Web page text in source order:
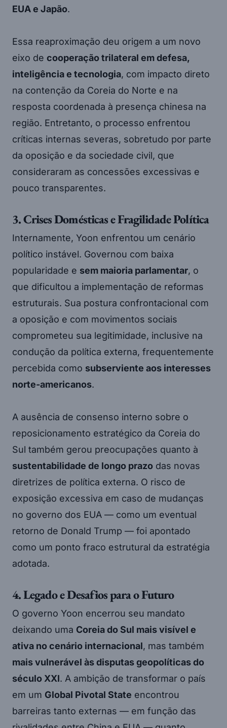
EUA e Japão.
Essa reaproximação deu origem a um novo
eixo de cooperação trilateral em defesa,
inteligência e tecnologia, com impacto direto
na contenção da Coreia do Norte e na
resposta coordenada à presença chinesa na
região. Entretanto, o processo enfrentou
críticas internas severas, sobretudo por parte
da oposição e da sociedade civil, que
consideraram as concessões excessivas e
pouco transparentes.
3. Crises Domésticas e Fragilidade Política
Internamente, Yoon enfrentou um cenário
político instável. Governou com baixa
popularidade e sem maioria parlamentar, o
que dificultou a implementação de reformas
estruturais. Sua postura confrontacional com
a oposição e com movimentos sociais
comprometeu sua legitimidade, inclusive na
condução da política externa, frequentemente
percebida como subserviente aos interesses
norte-americanos.
A ausência de consenso interno sobre o
reposicionamento estratégico da Coreia do
Sul também gerou preocupações quanto à
sustentabilidade de longo prazo das novas
diretrizes de política externa. O risco de
exposição excessiva em caso de mudanças
no governo dos EUA — como um eventual
retorno de Donald Trump — foi apontado
como um ponto fraco estrutural da estratégia
adotada.
4. Legado e Desafios para o Futuro
O governo Yoon encerrou seu mandato
deixando uma Coreia do Sul mais visível e
ativa no cenário internacional, mas também
mais vulnerável às disputas geopolíticas do
século XXI. A ambição de transformar o país
em um Global Pivotal State encontrou
barreiras tanto externas — em função das